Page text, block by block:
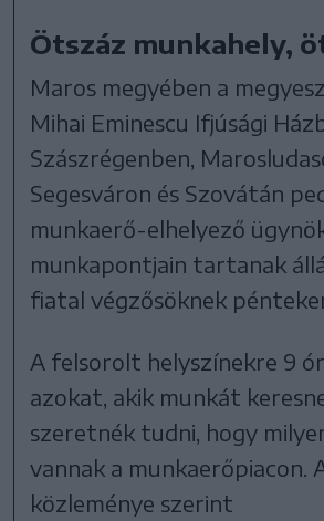
Ötszáz munkahely,
Maros megyében a
Mihai Eminescu Ifjúsági
Szászrégenben,
Segesváron és Szovátán
munkaerő-elhelyező
munkapontjain tartanak
fiatal végzősöknek
A felsorolt helyszínekre 9
azokat, akik munkát
szeretnék tudni, hogy
vannak a munkaerőpiacon.
közleménye szerint